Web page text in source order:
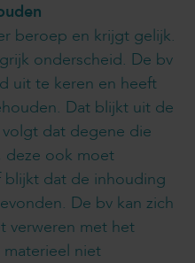
beroep en krijgt gelijk.
onderscheid. De bv
uit te keren en heeft
Dat blijkt uit de
dat degene die
deze ook moet
blijkt dat de inhouding
De bv kan zich
verweren met het
niet